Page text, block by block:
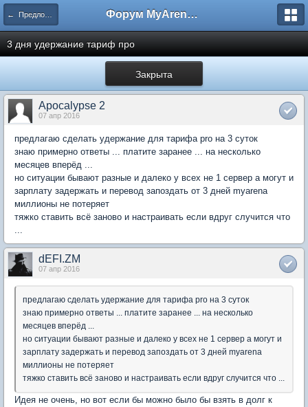
← Предложения по развитию Форум MyArena.ru
3 дня удержание тариф про
Закрыта
Apocalypse 2
07 апр 2016
предлагаю сделать удержание для тарифа pro на 3 суток
знаю примерно ответы ... платите заранее ... на несколько
месяцев вперёд ...
но ситуации бывают разные и далеко у всех не 1 сервер а могут и
зарплату задержать и перевод запоздать от 3 дней myarena
миллионы не потеряет
тяжко ставить всё заново и настраивать если вдруг случится что
...
dEFI.ZM
07 апр 2016
предлагаю сделать удержание для тарифа pro на 3 суток
знаю примерно ответы ... платите заранее ... на несколько
месяцев вперёд ...
но ситуации бывают разные и далеко у всех не 1 сервер а могут и
зарплату задержать и перевод запоздать от 3 дней myarena
миллионы не потеряет
тяжко ставить всё заново и настраивать если вдруг случится что ...
Идея не очень, но вот если бы можно было бы взять в долг к